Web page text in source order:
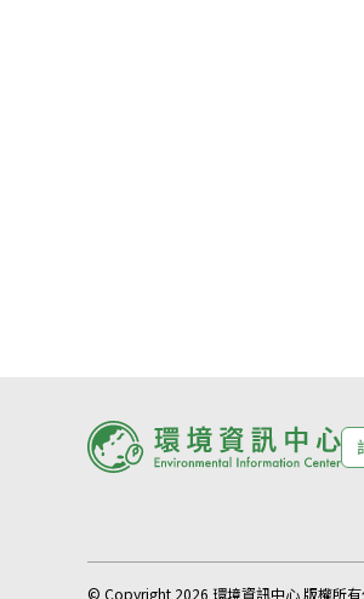
© Copyright 2026 環境資訊中心 版權所有